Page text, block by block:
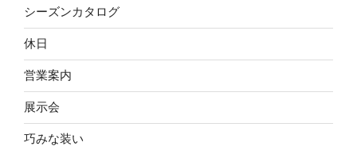
シーズンカタログ
休日
営業案内
展示会
巧みな装い